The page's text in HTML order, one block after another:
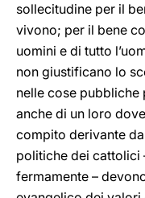
sollecitudine per il
vivono; per il bene
uomini e di tutto
non giustificano lo
nelle cose
anche di un loro
compito derivante
politiche dei cattolici
fermamente –